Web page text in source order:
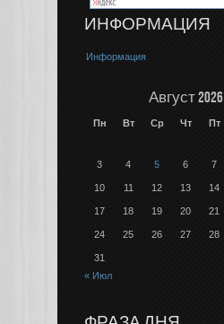
ИНФОРМАЦИЯ
Информация
Август 2026
Пн Вт Ср Чт Пт
3 4 5 6 7
10 11 12 13 14
17 18 19 20 21
24 25 26 27 28
31
« Июл